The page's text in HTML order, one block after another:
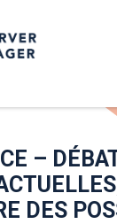
–
DES